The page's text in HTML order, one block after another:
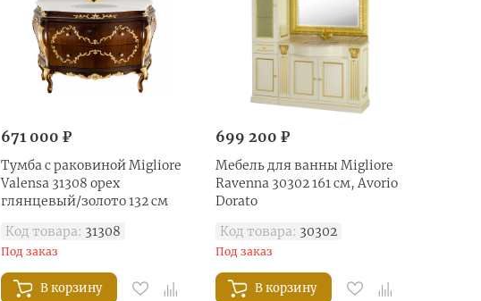
671 000 ₽
Тумба с раковиной Migliore
Valensa 31308 орех
глянцевый/золото 132 см
Код товара: 31308
Под заказ
В корзину
699 200 ₽
Мебель для ванны Migliore
Ravenna 30302 161 см, Avorio
Dorato
Код товара: 30302
Под заказ
В корзину